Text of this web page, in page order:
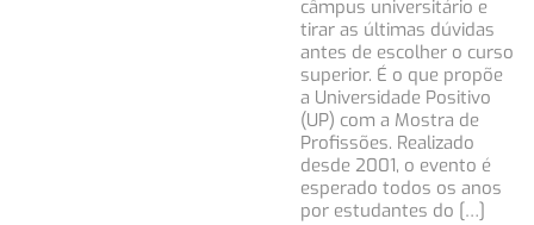
câmpus universitário e
tirar as últimas dúvidas
antes de escolher o curso
superior. É o que propõe
a Universidade Positivo
(UP) com a Mostra de
Profissões. Realizado
desde 2001, o evento é
esperado todos os anos
por estudantes do […]